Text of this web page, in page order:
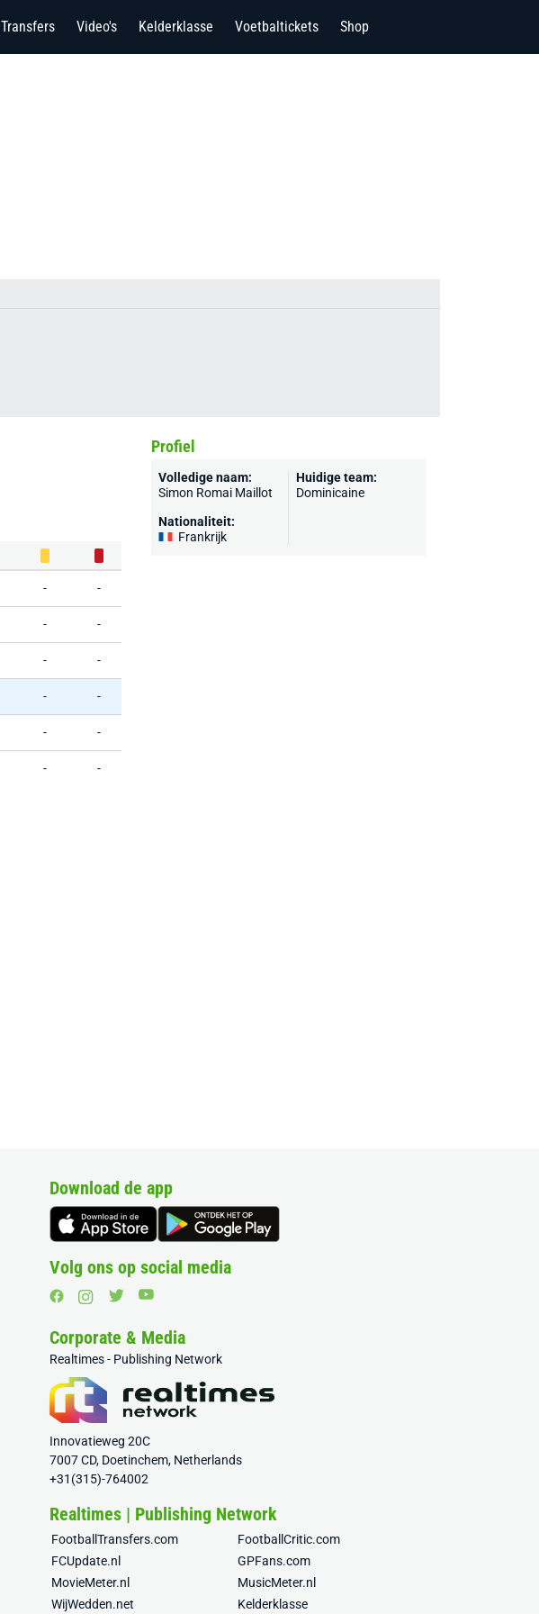
Transfers Video's Kelderklasse Voetbaltickets Shop
- -
- -
- -
- -
- -
- -
Profiel
Volledige naam:
Simon Romai Maillot
Nationaliteit:
Frankrijk
Huidige team:
Dominicaine
Download de app
Volg ons op social media
Corporate & Media
Realtimes - Publishing Network
Innovatieweg 20C
7007 CD, Doetinchem, Netherlands
+31(315)-764002
Realtimes | Publishing Network
FootballTransfers.com
FootballCritic.com
FCUpdate.nl
GPFans.com
MovieMeter.nl
MusicMeter.nl
WijWedden.net
Kelderklasse